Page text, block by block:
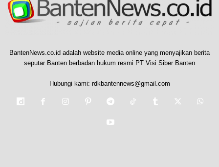
BantenNews.co.id adalah website media online yang menyajikan berita
seputar Banten berbadan hukum resmi PT Visi Siber Banten
Hubungi kami: rdkbantennews@gmail.com